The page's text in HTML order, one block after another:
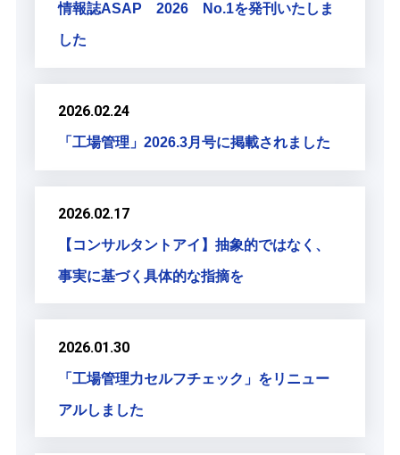
情報誌ASAP 2026 No.1を発刊いたしま
した
2026.02.24
「工場管理」2026.3月号に掲載されました
2026.02.17
【コンサルタントアイ】抽象的ではなく、
事実に基づく具体的な指摘を
2026.01.30
「工場管理力セルフチェック」をリニュー
アルしました